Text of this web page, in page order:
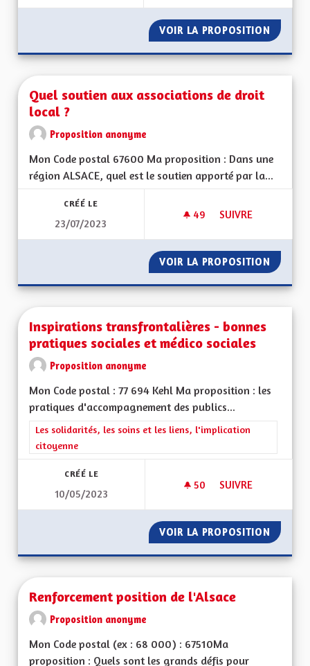
VOIR LA PROPOSITION
Quel soutien aux associations de droit
local ?
Proposition anonyme
Mon Code postal 67600 Ma proposition : Dans une
région ALSACE, quel est le soutien apporté par la...
CRÉÉ LE
23/07/2023
49 49 ABONNÉS
SUIVRE
VOIR LA PROPOSITION QUEL
Inspirations transfrontalières - bonnes
pratiques sociales et médico sociales
Proposition anonyme
Mon Code postal : 77 694 Kehl Ma proposition : les
pratiques d'accompagnement des publics...
Filtrer les résultats de la catégorie : Les solidarités, les soins
Les solidarités, les soins et les liens, l'implication
citoyenne
CRÉÉ LE
10/05/2023
50 50 ABONNÉS
SUIVRE
VOIR LA PROPOSITION
Renforcement position de l'Alsace
Proposition anonyme
Mon Code postal (ex : 68 000) : 67510Ma
proposition : Quels sont les grands défis pour